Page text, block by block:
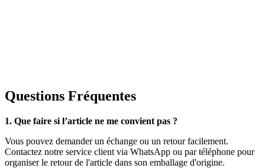
Questions Fréquentes
1. Que faire si l’article ne me convient pas ?
Vous pouvez demander un échange ou un retour facilement.
Contactez notre service client via WhatsApp ou par téléphone pour
organiser le retour de l'article dans son emballage d'origine.